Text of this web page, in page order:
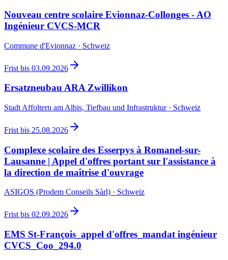
Nouveau centre scolaire Evionnaz-Collonges - AO
Ingénieur CVCS-MCR
Commune d'Evionnaz · Schweiz
Frist bis 03.09.2026
Ersatzneubau ARA Zwillikon
Stadt Affoltern am Albis, Tiefbau und Infrastruktur · Schweiz
Frist bis 25.08.2026
Complexe scolaire des Esserpys à Romanel-sur-
Lausanne | Appel d'offres portant sur l'assistance à
la direction de maîtrise d'ouvrage
ASIGOS (Prodem Conseils Sàrl) · Schweiz
Frist bis 02.09.2026
EMS St-François_appel d'offres_mandat ingénieur
CVCS_Coo_294.0